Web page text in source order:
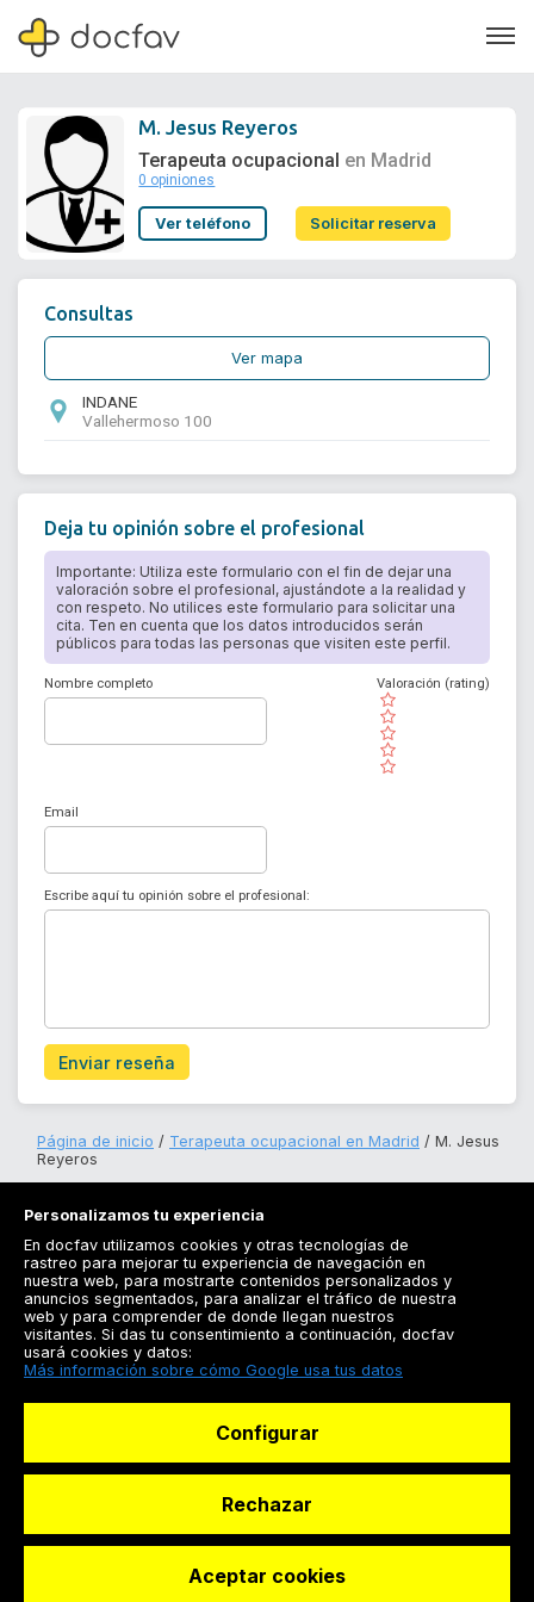
Soporte
M. Jesus Reyeros
Terapeuta ocupacional en Madrid
0 opiniones
Ver teléfono Solicitar reserva
Consultas
Ver mapa
INDANE
Vallehermoso 100
Deja tu opinión sobre el profesional
Importante: Utiliza este formulario con el fin de dejar una
valoración sobre el profesional, ajustándote a la realidad y
con respeto. No utilices este formulario para solicitar una
cita. Ten en cuenta que los datos introducidos serán
públicos para todas las personas que visiten este perfil.
Nombre completo
( )
( )
( )
( )
( )
Valoración (rating)
Email
Escribe aquí tu opinión sobre el profesional:
Enviar reseña
Página de inicio Terapeuta ocupacional en Madrid
M. Jesus
Reyeros
Registrarse
Docfav
© Dashboard Technologies S.L
Personalizamos tu experiencia
En docfav utilizamos cookies y otras tecnologías de
rastreo para mejorar tu experiencia de navegación en
nuestra web, para mostrarte contenidos personalizados y
anuncios segmentados, para analizar el tráfico de nuestra
web y para comprender de donde llegan nuestros
visitantes. Si das tu consentimiento a continuación, docfav
usará cookies y datos:
Más información sobre cómo Google usa tus datos
Configurar
Rechazar
Aceptar cookies